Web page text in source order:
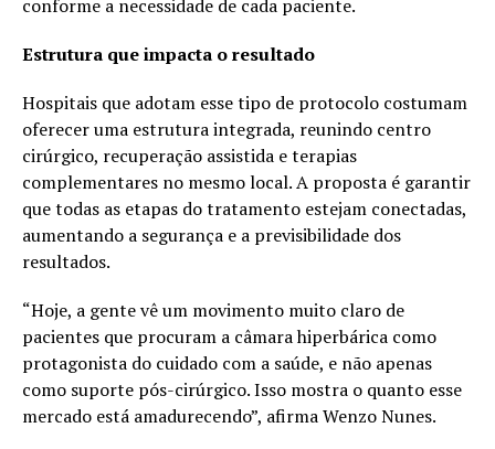
conforme a necessidade de cada paciente.
Estrutura que impacta o resultado
Hospitais que adotam esse tipo de protocolo costumam
oferecer uma estrutura integrada, reunindo centro
cirúrgico, recuperação assistida e terapias
complementares no mesmo local. A proposta é garantir
que todas as etapas do tratamento estejam conectadas,
aumentando a segurança e a previsibilidade dos
resultados.
“Hoje, a gente vê um movimento muito claro de
pacientes que procuram a câmara hiperbárica como
protagonista do cuidado com a saúde, e não apenas
como suporte pós-cirúrgico. Isso mostra o quanto esse
mercado está amadurecendo”, afirma Wenzo Nunes.